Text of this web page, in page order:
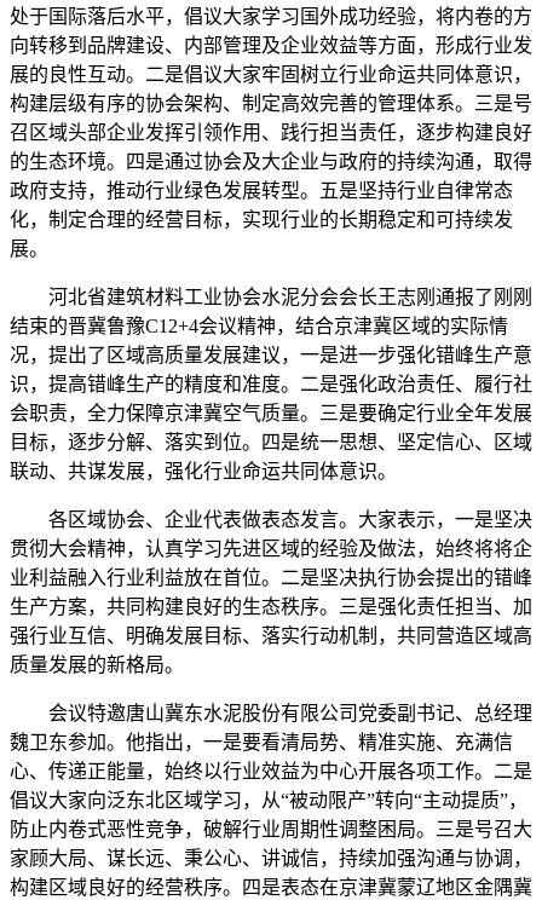
处于国际落后水平，倡议大家学习国外成功经验，将内卷的方
向转移到品牌建设、内部管理及企业效益等方面，形成行业发
展的良性互动。二是倡议大家牢固树立行业命运共同体意识，
构建层级有序的协会架构、制定高效完善的管理体系。三是号
召区域头部企业发挥引领作用、践行担当责任，逐步构建良好
的生态环境。四是通过协会及大企业与政府的持续沟通，取得
政府支持，推动行业绿色发展转型。五是坚持行业自律常态
化，制定合理的经营目标，实现行业的长期稳定和可持续发
展。
河北省建筑材料工业协会水泥分会会长王志刚通报了刚刚
结束的晋冀鲁豫C12+4会议精神，结合京津冀区域的实际情
况，提出了区域高质量发展建议，一是进一步强化错峰生产意
识，提高错峰生产的精度和准度。二是强化政治责任、履行社
会职责，全力保障京津冀空气质量。三是要确定行业全年发展
目标，逐步分解、落实到位。四是统一思想、坚定信心、区域
联动、共谋发展，强化行业命运共同体意识。
各区域协会、企业代表做表态发言。大家表示，一是坚决
贯彻大会精神，认真学习先进区域的经验及做法，始终将将企
业利益融入行业利益放在首位。二是坚决执行协会提出的错峰
生产方案，共同构建良好的生态秩序。三是强化责任担当、加
强行业互信、明确发展目标、落实行动机制，共同营造区域高
质量发展的新格局。
会议特邀唐山冀东水泥股份有限公司党委副书记、总经理
魏卫东参加。他指出，一是要看清局势、精准实施、充满信
心、传递正能量，始终以行业效益为中心开展各项工作。二是
倡议大家向泛东北区域学习，从“被动限产”转向“主动提质”，
防止内卷式恶性竞争，破解行业周期性调整困局。三是号召大
家顾大局、谋长远、秉公心、讲诚信，持续加强沟通与协调，
构建区域良好的经营秩序。四是表态在京津冀蒙辽地区金隅冀